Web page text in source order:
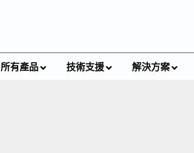
所有產品 技術支援 解決方案